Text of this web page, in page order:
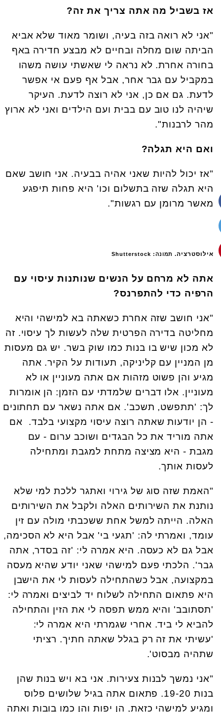
אז בשביל מה אתה צריך את זה?
"אני לא רואה בזה בעיה, ושומר מאוד שלא אביא
הביתה שום מחלה ובחיים לא מבצע חדירה באף
בחורה אחרת. לא נראה לי שאשתי עושה משהו
במקביל עם גבר אחר, אבל אף פעם אי אפשר
לדעת. גם אם כן, אני לא רוצה לדעת. העיקר
שיהיה לנו טוב עם בבית ועם הילדים ואני לא ארוץ
מהר לרבנות".
ואם היא תגלה?
"אז יכול להיות שאני אהיה בבעיה. אני חושב שאם
היא תגלה שזה בתשלום וכו' היא פחות תיפגע
מאשר מרומן עם רגשות".
אילוסטרציה. תמונה: Shutterstock
אתה לא מרחם על הנשים שנותנות עיסוי עם
הרפיה כדי להתפרנס?
"אני חושב שזה אחרת כשאתה בא למישהי והיא
מחליטה בדירה הפרטית שלה לעשות לך עיסוי. זה
לא מכון שיש בו בנות כמו שוק בשר. יש גם מעסות
מן המניין עם קליניקה, תעודות על הקיר. אתה
מגיע והן פשוט מזהות אם אתה מעוניין או לא
מעוניין. אלו דברים שלמדתי עם הזמן: הן אומרות
לך: 'תתפשט, תשכב'. אם אתה נשאר עם תחתונים
- הן יודעות שאתה רוצה עיסוי מקצועי בלבד. אם
אתה מוריד את כל הבגדים ושוכב ערום - עם
מגבת - היא מציצה מתחת למגבת ומתחילה
לעסות אותך.
"האמת שזה סוג של גירוי ואתגר ללכת למי שלא
נותנת את השירותים האלה ולקבל את השירותים
האלה. הייתה למשל אחת ששכבתי מולה עם זין
עומד, ואמרתי לה: 'תגעי בי' אבל היא לא הסכימה,
אבל גם לא כעסה. היא אמרה לי: 'זה בסדר, אתה
גבר'. הלכתי פעם למישהי שאני יודע שהיא מעסה
במקצועה, אבל כשהתחילה לעסות לי את הישבן
היא פתאום התחילה לשלוח יד לביצים ואמרה לי:
'תסתובב' והיא ממש תפסה לי את הזין והתחילה
להביא לי ביד. אחרי שגמרתי היא אמרה לי:
'עשיתי את זה רק בגלל שאתה חתיך. רציתי
שתהיה מבסוט'.
"אני נמשך לבנות צעירות. אני בא ויש בנות שהן
בנות 19-20. פתאום אתה בגיל שלושים פלוס
ומגיע למישהי כזאת, הן יפות והן כמו בובות ואתה